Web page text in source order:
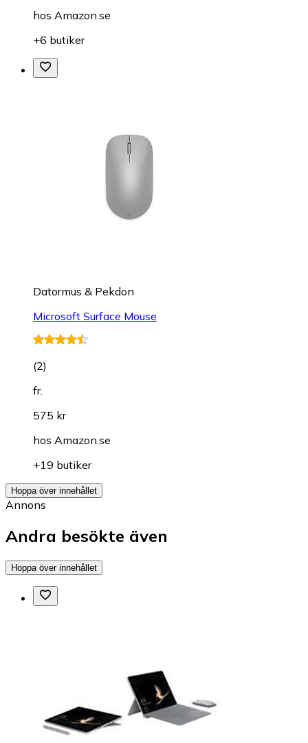
hos Amazon.se
+6 butiker
Datormus & Pekdon
Microsoft Surface Mouse
(2)
fr.
575 kr
hos Amazon.se
+19 butiker
Hoppa över innehållet
Annons
Andra besökte även
Hoppa över innehållet